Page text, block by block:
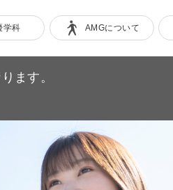
学科 AMGについて
ます。